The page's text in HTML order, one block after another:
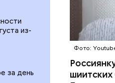
из-
за день
Фото:
шиитских
и
бороться.